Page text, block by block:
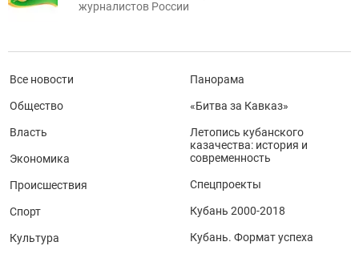
журналистов России
Все новости
Общество
Власть
Экономика
Происшествия
Спорт
Культура
Панорама
«Битва за Кавказ»
Летопись кубанского
казачества: история и
современность
Спецпроекты
Кубань 2000-2018
Кубань. Формат успеха